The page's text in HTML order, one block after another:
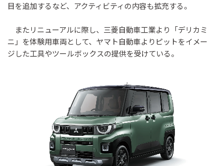
目を追加するなど、アクティビティの内容も拡充する。
またリニューアルに際し、三菱自動車工業より「デリカミ
ニ」を体験用車両として、ヤマト自動車よりピットをイメー
ジした工具やツールボックスの提供を受けている。